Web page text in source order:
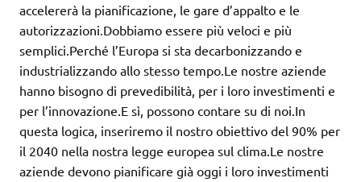
accelererà la pianificazione, le gare d’appalto e le
autorizzazioni.Dobbiamo essere più veloci e più
semplici.Perché l’Europa si sta decarbonizzando e
industrializzando allo stesso tempo.Le nostre aziende
hanno bisogno di prevedibilità, per i loro investimenti e
per l’innovazione.E sì, possono contare su di noi.In
questa logica, inseriremo il nostro obiettivo del 90% per
il 2040 nella nostra legge europea sul clima.Le nostre
aziende devono pianificare già oggi i loro investimenti